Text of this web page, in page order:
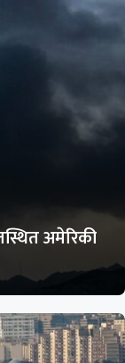
अमेरिकी